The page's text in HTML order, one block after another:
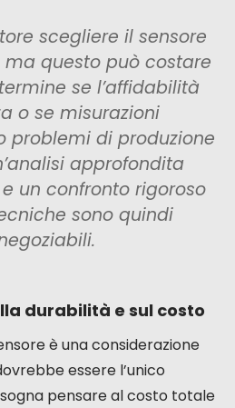
scegliere il sensore
ma questo può costare
se l’affidabilità
o se misurazioni
problemi di produzione
approfondita
un confronto rigoroso
sono quindi
durabilità e sul costo
è una considerazione
essere l’unico
pensare al costo totale